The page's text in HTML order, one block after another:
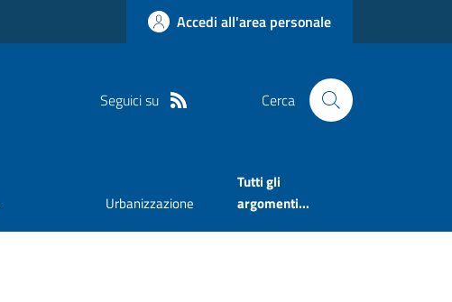
Accedi all'area personale
Seguici su Cerca
Urbanizzazione
Tutti gli
argomenti...